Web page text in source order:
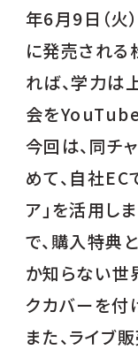
年6月9日（火
に発売される
れば、学力は
会をYouTube
今回は、同チ
めて、自社EC
ア」を活用し
で、購入特典
か知らない世
クカバーを付
また、ライブ